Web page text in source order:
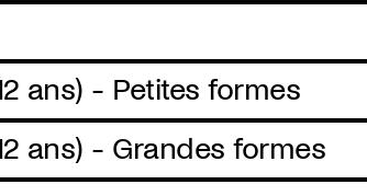
ans) - Petites formes
ans) - Grandes formes